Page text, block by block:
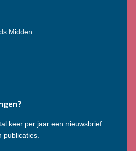
Midden
keer per jaar een nieuwsbrief